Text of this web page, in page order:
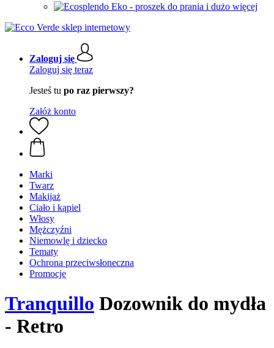
Eko - proszek do prania i dużo więcej
Zaloguj się
Zaloguj się teraz
Jesteś tu po raz pierwszy?
Załóż konto
Marki
Twarz
Makijaż
Ciało i kąpiel
Włosy
Mężczyźni
Niemowlę i dziecko
Tematy
Ochrona przeciwsłoneczna
Promocje
Tranquillo Dozownik do mydła
- Retro